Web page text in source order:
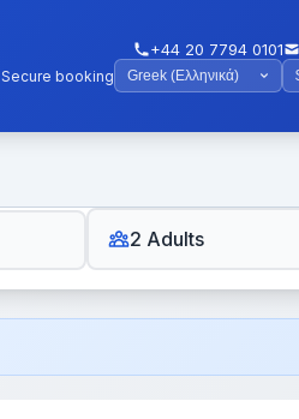
+44 20 7794 0101
Secure booking
2 Adults